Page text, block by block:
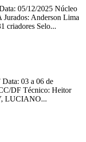
05/12/2025 Núcleo
Anderson Lima
criadores Selo...
03 a 06 de
DF Técnico: Heitor
LUCIANO...